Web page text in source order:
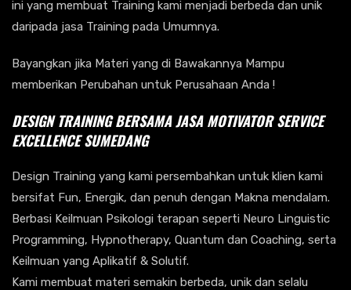
ini yang membuat Training kami menjadi berbeda dan unik
daripada jasa Training pada Umumnya.
Bayangkan jika Materi yang di Bawakannya Mampu
memberikan Perubahan untuk Perusahaan Anda !
DESIGN TRAINING BERSAMAJASA MOTIVATOR SERVICE
EXCELLENCESUMEDANG
Design Training yang kami persembahkan untuk klien kami
bersifat Fun, Energik, dan penuh dengan Makna mendalam.
Berbasi Keilmuan Psikologi terapan seperti Neuro Linguistic
Programming, Hypnotherapy, Quantum dan Coaching, serta
Keilmuan yang Aplikatif & Solutif.
Kami membuat materi semakin berbeda, unik dan selalu